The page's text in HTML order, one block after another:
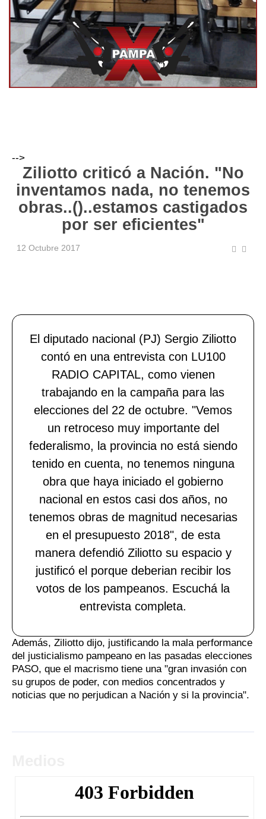
-->
Ziliotto criticó a Nación. "No
inventamos nada, no tenemos
obras..()..estamos castigados
por ser eficientes"
12 Octubre 2017
El diputado nacional (PJ) Sergio Ziliotto
contó en una entrevista con LU100
RADIO CAPITAL, como vienen
trabajando en la campaña para las
elecciones del 22 de octubre. "Vemos
un retroceso muy importante del
federalismo, la provincia no está siendo
tenido en cuenta, no tenemos ninguna
obra que haya iniciado el gobierno
nacional en estos casi dos años, no
tenemos obras de magnitud necesarias
en el presupuesto 2018", de esta
manera defendió Ziliotto su espacio y
justificó el porque deberian recibir los
votos de los pampeanos. Escuchá la
entrevista completa.
Además, Ziliotto dijo, justificando la mala performance
del justicialismo pampeano en las pasadas elecciones
PASO, que el macrismo tiene una "gran invasión con
su grupos de poder, con medios concentrados y
noticias que no perjudican a Nación y si la provincia".